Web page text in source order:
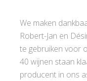
We maken
Robert-Jan en
te gebruiken voor
40 wijnen staan
producent in ons